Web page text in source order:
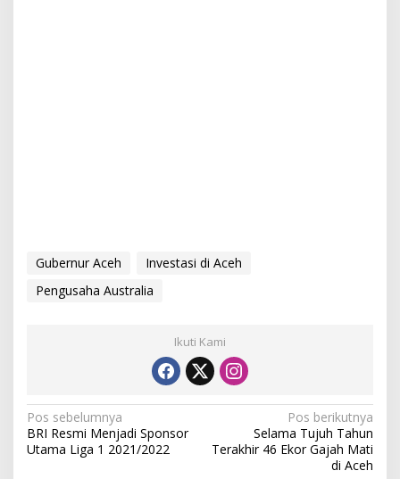
Gubernur Aceh
Investasi di Aceh
Pengusaha Australia
Ikuti Kami
N
a
Pos sebelumnya
BRI Resmi Menjadi Sponsor
Utama Liga 1 2021/2022
Pos berikutnya
Selama Tujuh Tahun
Terakhir 46 Ekor Gajah Mati
di Aceh